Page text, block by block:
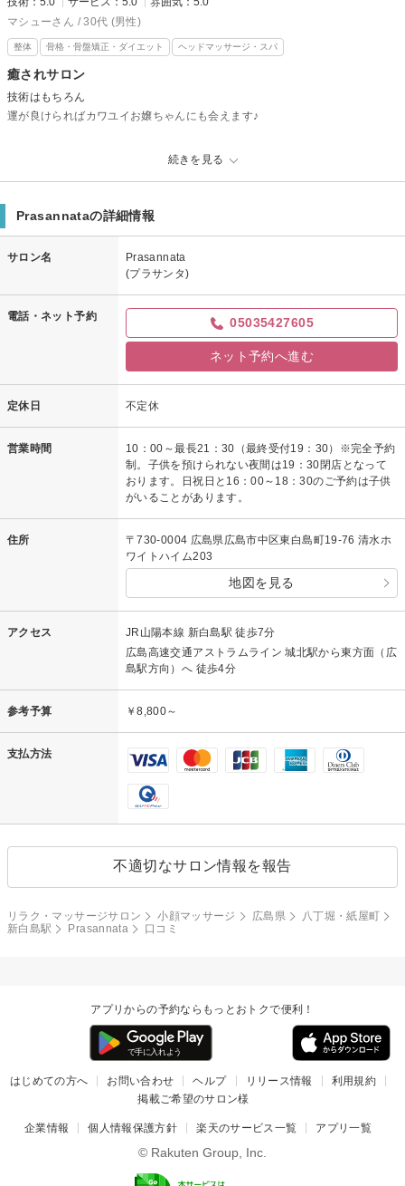
口コミ投稿ありがとうございます！！
当店の施術を気に入っていただき、嬉しく思います。
あれから足の調子はいかがでしょうか？？
またお会い出来るのを楽しみにしております！！
マシューさん / 30代 (男性)
整体 骨格・骨盤矯正・ダイエット ヘッドマッサージ・スパ
癒されサロン
続きを見る
技術はもちろん
運が良けらればカワユイお嬢ちゃんにも会えます♪
りありがとうございました♬
あれからお身体の調子はいかがでしょうか？
また広島にお越しの際はお越しください♬
Prasannataの詳細情報
サロン名
Prasannata
(プラサンタ)
電話・ネット予約 05035427605
ネット予約へ進む
定休日 不定休
営業時間
10：00～最長21：30（最終受付19：30）※完全予約
制。子供を預けられない夜間は19：30閉店となって
おります。日祝日と16：00～18：30のご予約は子供
がいることがあります。
住所
〒730-0004 広島県広島市中区東白島町19-76 清水ホ
ワイトハイム203
地図を見る
アクセス
JR山陽本線 新白島駅 徒歩7分
広島高速交通アストラムライン 城北駅から東方面（広
島駅方向）へ 徒歩4分
参考予算 ￥8,800～
支払方法
不適切なサロン情報を報告
リラク・マッサージサロン 小顔マッサージ 広島県
八丁堀・紙屋町
新白島駅
Prasannata 口コミ
アプリからの予約ならもっとおトクで便利！
はじめての方へ お問い合わせ ヘルプ リリース情報
利用規約
掲載ご希望のサロン様
企業情報 個人情報保護方針 楽天のサービス一覧 アプリ一覧
© Rakuten Group, Inc.